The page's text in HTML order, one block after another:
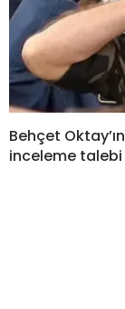
Behçet
inceleme talebi